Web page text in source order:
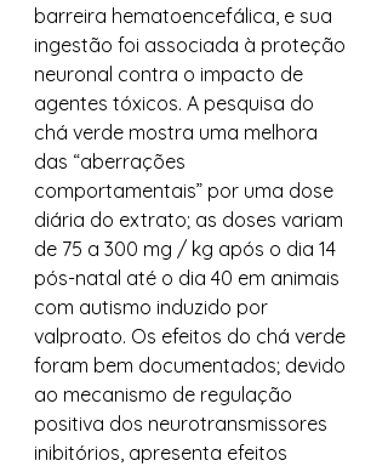
barreira hematoencefálica, e sua
ingestão foi associada à proteção
neuronal contra o impacto de
agentes tóxicos. A pesquisa do
chá verde mostra uma melhora
das “aberrações
comportamentais” por uma dose
diária do extrato; as doses variam
de 75 a 300 mg / kg após o dia 14
pós-natal até o dia 40 em animais
com autismo induzido por
valproato. Os efeitos do chá verde
foram bem documentados; devido
ao mecanismo de regulação
positiva dos neurotransmissores
inibitórios, apresenta efeitos